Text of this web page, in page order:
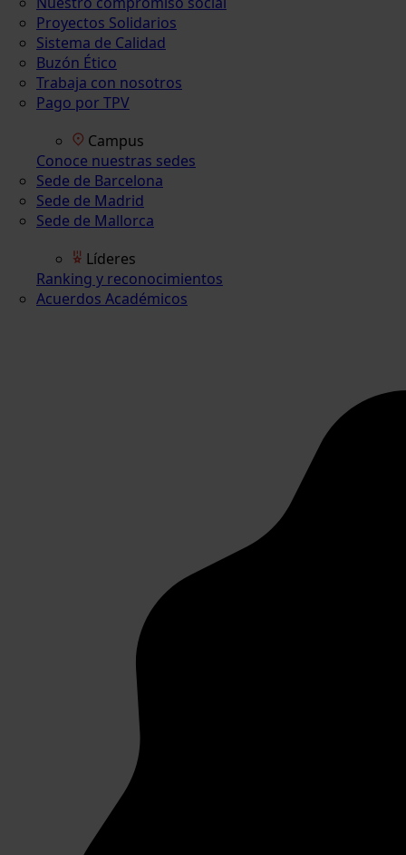
Proyectos Solidarios
Sistema de Calidad
Buzón Ético
Trabaja con nosotros
Pago por TPV
Campus
Conoce nuestras sedes
Sede de Barcelona
Sede de Madrid
Sede de Mallorca
Líderes
Ranking y reconocimientos
Acuerdos Académicos